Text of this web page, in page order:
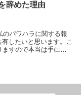
辞めた理由
のパワハラに関する報
したいと思います。こ
すので本当は手に入